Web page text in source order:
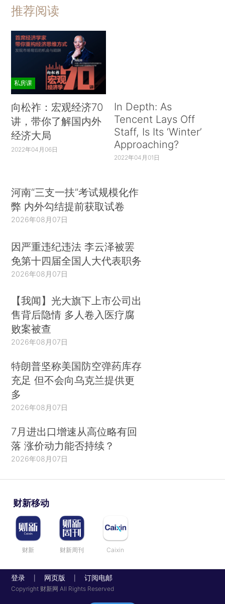
推荐阅读
私房课
向松祚：宏观经济70
讲，带你了解国内外
经济大局
2022年04月06日
In Depth: As
Tencent Lays Off
Staff, Is Its ‘Winter’
Approaching?
2022年04月01日
河南“三支一扶”考试规模化作
弊 内外勾结提前获取试卷
2026年08月07日
因严重违纪违法 李云泽被罢
免第十四届全国人大代表职务
2026年08月07日
【我闻】光大旗下上市公司出
售背后隐情 多人卷入医疗腐
败案被查
2026年08月07日
特朗普坚称美国防空弹药库存
充足 但不会向乌克兰提供更
多
2026年08月07日
7月进出口增速从高位略有回
落 涨价动力能否持续？
2026年08月07日
财新移动
财新 财新周刊 Caixin
登录 网页版 订阅电邮
Copyright 财新网 All Rights Reserved